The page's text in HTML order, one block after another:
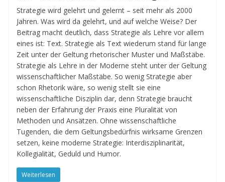
Strategie wird gelehrt und gelernt – seit mehr als 2000
Jahren. Was wird da gelehrt, und auf welche Weise? Der
Beitrag macht deutlich, dass Strategie als Lehre vor allem
eines ist: Text. Strategie als Text wiederum stand für lange
Zeit unter der Geltung rhetorischer Muster und Maßstäbe.
Strategie als Lehre in der Moderne steht unter der Geltung
wissenschaftlicher Maßstäbe. So wenig Strategie aber
schon Rhetorik wäre, so wenig stellt sie eine
wissenschaftliche Disziplin dar, denn Strategie braucht
neben der Erfahrung der Praxis eine Pluralität von
Methoden und Ansätzen. Ohne wissenschaftliche
Tugenden, die dem Geltungsbedürfnis wirksame Grenzen
setzen, keine moderne Strategie: Interdisziplinarität,
Kollegialität, Geduld und Humor.
Weiterlesen